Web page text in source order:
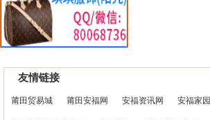
友情链接
莆田贸易城 莆田安福网 安福资讯网 安福家园